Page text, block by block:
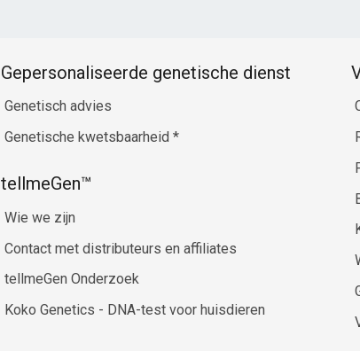
Gepersonaliseerde genetische dienst
Genetisch advies
Genetische kwetsbaarheid *
tellmeGen™
Wie we zijn
Contact met distributeurs en affiliates
tellmeGen Onderzoek
Koko Genetics - DNA-test voor huisdieren